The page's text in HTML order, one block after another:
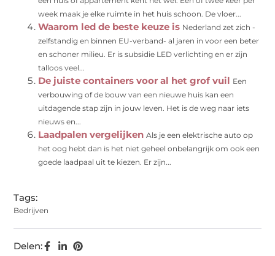
week maak je elke ruimte in het huis schoon. De vloer...
Waarom led de beste keuze is Nederland zet zich -
zelfstandig en binnen EU-verband- al jaren in voor een beter
en schoner milieu. Er is subsidie LED verlichting en er zijn
talloos veel...
De juiste containers voor al het grof vuil Een
verbouwing of de bouw van een nieuwe huis kan een
uitdagende stap zijn in jouw leven. Het is de weg naar iets
nieuws en...
Laadpalen vergelijken Als je een elektrische auto op
het oog hebt dan is het niet geheel onbelangrijk om ook een
goede laadpaal uit te kiezen. Er zijn...
Tags:
Bedrijven
Delen: